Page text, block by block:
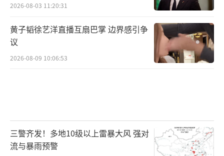
2026-08-03 11:20:31
黄子韬徐艺洋直播互扇巴掌 边界感引争
议
2026-08-09 10:06:53
三警齐发！多地10级以上雷暴大风 强对
流与暴雨预警